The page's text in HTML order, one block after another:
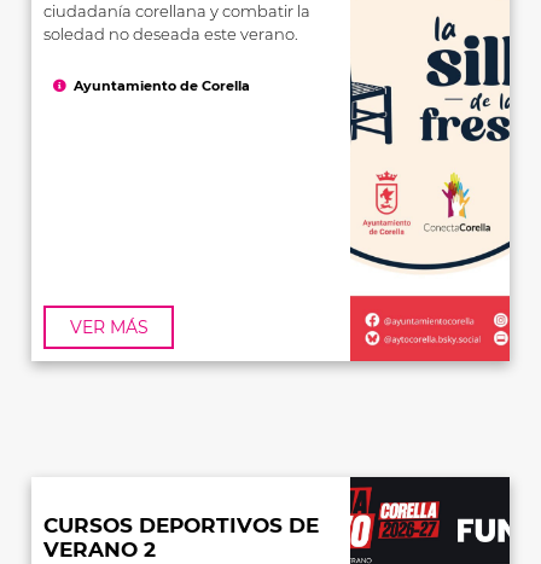
ciudadanía corellana y combatir la
soledad no deseada este verano.
VER MÁS
Ayuntamiento de Corella
CURSOS DEPORTIVOS DE
VERANO 2